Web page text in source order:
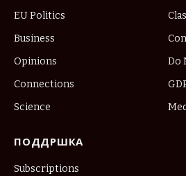
EU Politics
Business
Opinions
Connections
Science
Do
ПОДДРШКА
Subscriptions